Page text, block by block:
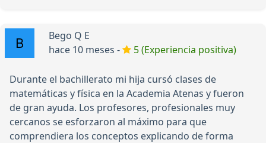
Bego Q E
hace 10 meses -
5 (Experiencia positiva)
Durante el bachillerato mi hija cursó clases de
matemáticas y física en la Academia Atenas y fueron
de gran ayuda. Los profesores, profesionales muy
cercanos se esforzaron al máximo para que
comprendiera los conceptos explicando de forma